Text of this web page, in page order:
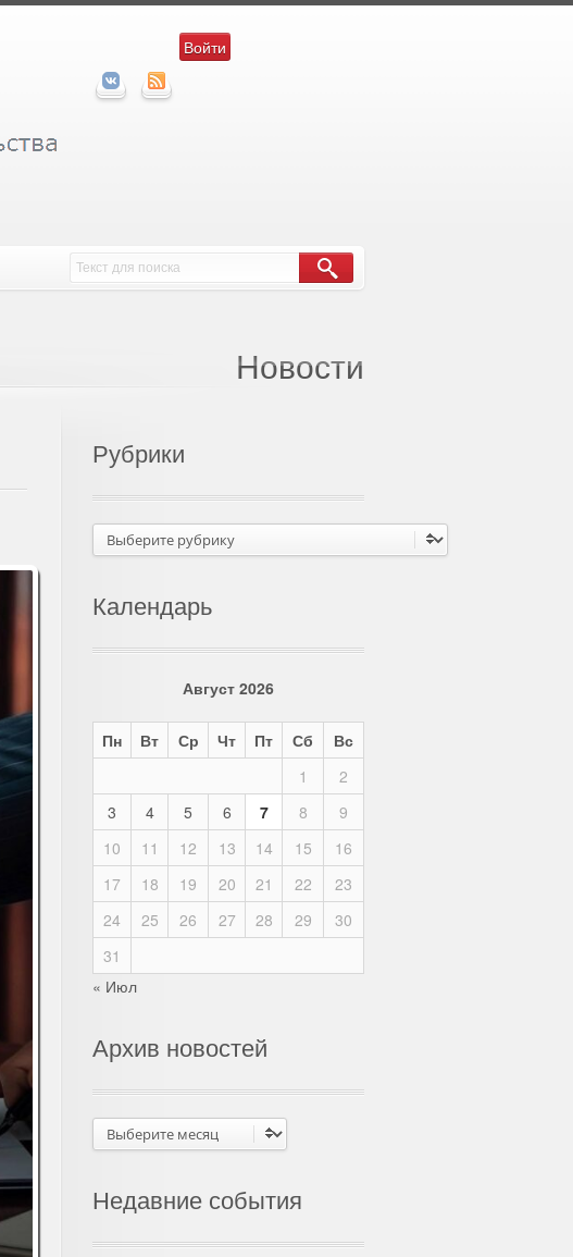
Войти
Новости
Рубрики
Рубрики
Календарь
Август 2026
Пн Вт Ср Чт Пт Сб
Вс
1
2
3
4 5 6 7 8
9
10
11 12 13 14 15
16
17
18 19 20 21 22
23
24
25 26 27 28 29
30
31
« Июл
Архив новостей
Архив
новостей
Недавние события